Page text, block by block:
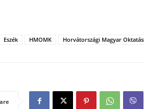
Eszék HMOMK Horvátországi Magyar